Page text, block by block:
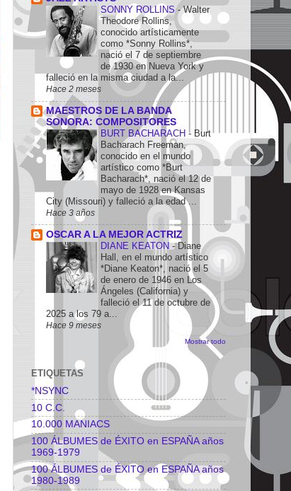
SONNY ROLLINS-Walter
Theodore Rollins,
conocido artísticamente
como *Sonny Rollins*,
nació el 7 de septiembre
de 1930 en Nueva York y
falleció en la misma ciudad a la...
Hace 2 meses
MAESTROS DE LA BANDA
SONORA: COMPOSITORES
BURT BACHARACH - Burt
Bacharach Freeman,
conocido en el mundo
artístico como *Burt
Bacharach*, nació el 12 de
mayo de 1928 en Kansas
City (Missouri) y falleció a la edad ...
Hace 3 años
OSCAR A LA MEJOR ACTRIZ
DIANE KEATON-Diane
Hall, en el mundo artístico
*Diane Keaton*, nació el 5
de enero de 1946 en Los
Ángeles (California) y
falleció el 11 de octubre de
2025 a los 79 a...
Hace 9 meses
Mostrar todo
ETIQUETAS
*NSYNC
10 C.C.
10.000 MANIACS
100 ÁLBUMES de ÉXITO en ESPAÑA años
1969-1979
100 ÁLBUMES de ÉXITO en ESPAÑA años
1980-1989